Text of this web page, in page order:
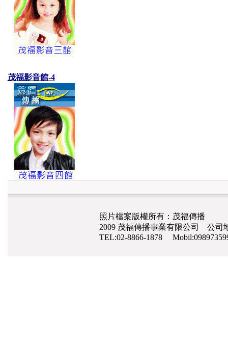
茂福影音館-4
照片檔案版權所有：茂福傳播
2009 茂福傳播事業有限公司 公司
TEL:02-8866-1878